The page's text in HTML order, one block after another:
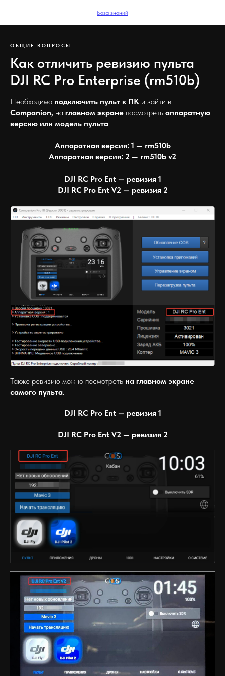
База знаний
ОБЩИЕ ВОПРОСЫ
Как отличить ревизию пульта
DJI RC Pro Enterprise (rm510b)
Необходимо подключить пульт к ПК и зайти в
Companion, на главном экране посмотреть аппаратную
версию или модель пульта.
Аппаратная версия: 1 — rm510b
Аппаратная версия: 2 — rm510b v2
DJI RC Pro Ent — ревизия 1
DJI RC Pro Ent V2 — ревизия 2
Также ревизию можно посмотреть на главном экране
самого пульта.
DJI RC Pro Ent — ревизия 1
DJI RC Pro Ent V2 — ревизия 2